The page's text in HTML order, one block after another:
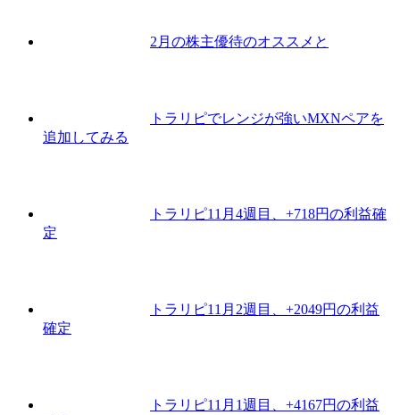
2月の株主優待のオススメと
トラリピでレンジが強いMXNペアを
追加してみる
トラリピ11月4週目、+718円の利益確
定
トラリピ11月2週目、+2049円の利益
確定
トラリピ11月1週目、+4167円の利益